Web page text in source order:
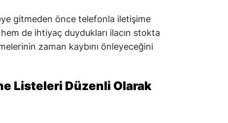
gitmeden önce telefonla iletişime
de ihtiyaç duydukları ilacın stokta
zaman kaybını önleyeceğini
Listeleri Düzenli Olarak